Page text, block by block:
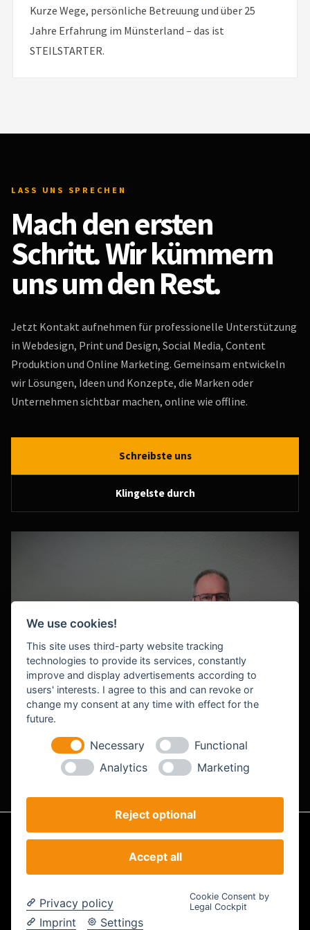
Kurze Wege, persönliche Betreuung und über 25
Jahre Erfahrung im Münsterland – das ist
STEILSTARTER.
LASS UNS SPRECHEN
Mach den ersten
Schritt. Wir kümmern
uns um den Rest.
Jetzt Kontakt aufnehmen für professionelle Unterstützung
in Webdesign, Print und Design, Social Media, Content
Produktion und Online Marketing. Gemeinsam entwickeln
wir Lösungen, Ideen und Konzepte, die Marken oder
Unternehmen sichtbar machen, online wie offline.
Schreibste uns
Klingelste durch
CEO & Projektmanagement
Datenschutz
© STEILSTARTER - Powered by STEILSTARTER |
Cookie-Einstellungen
ändern
We use cookies!
This site uses third-party website tracking
technologies to provide its services, constantly
improve and display advertisements according to
users' interests. I agree to this and can revoke or
change my consent at any time with effect for the
future.
Necessary
Functional
Analytics
Marketing
Reject optional
Accept all
Privacy policy
Imprint
Settings
Cookie Consent by
Legal Cockpit